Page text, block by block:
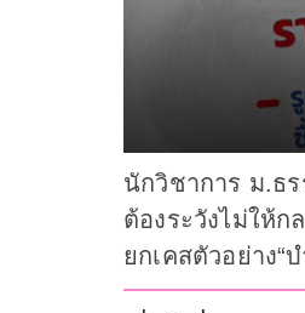
นักวิชาการ ม.ธ
ต้องระวังไม่ให้
ยกเคสตัวอย่าง